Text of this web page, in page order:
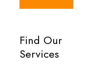
Find Our
Services